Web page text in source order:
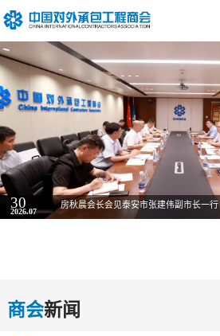
30
2026.07
房秋晨会长会见泰安市张建伟副市长一行
商会新闻